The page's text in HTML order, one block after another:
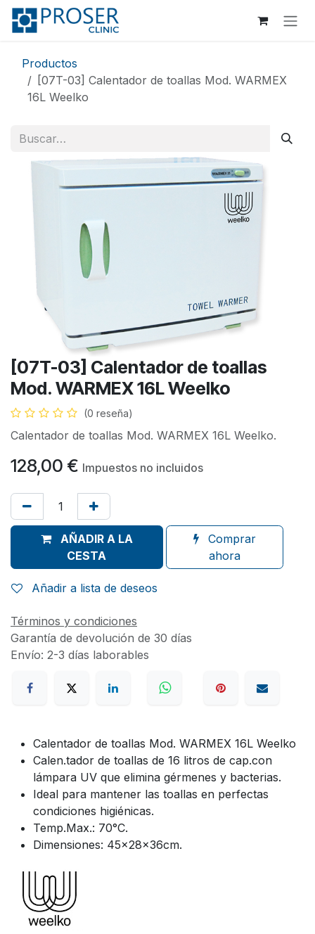
Ir al contenido
Productos
[07T-03] Calentador de toallas Mod. WARMEX
16L Weelko
[07T-03] Calentador de toallas
Mod. WARMEX 16L Weelko
(0 reseña)
Calentador de toallas Mod. WARMEX 16L Weelko.
128,00 € Impuestos no incluidos
AÑADIR A LA
CESTA
Comprar
ahora
Añadir a lista de deseos
Términos y condiciones
Garantía de devolución de 30 días
Envío: 2-3 días laborables
Calentador de toallas Mod. WARMEX 16L Weelko
Calen.tador de toallas de 16 litros de cap.con
lámpara UV que elimina gérmenes y bacterias.
Ideal para mantener las toallas en perfectas
condiciones higiénicas.
Temp.Max.: 70°C.
Dimensiones: 45x28x36cm.